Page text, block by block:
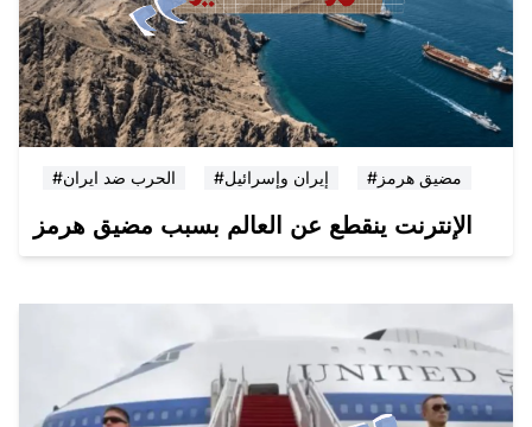
#الحرب ضد ايران #إيران وإسرائيل #مضيق هرمز
الإنترنت ينقطع عن العالم بسبب مضيق هرمز